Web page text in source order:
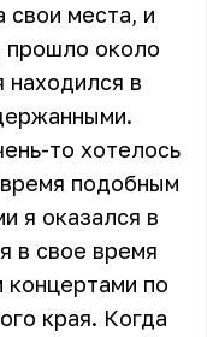
свои места, и
прошло около
находился в
то хотелось
подобным
я оказался в
в свое время
концертами по
края. Когда